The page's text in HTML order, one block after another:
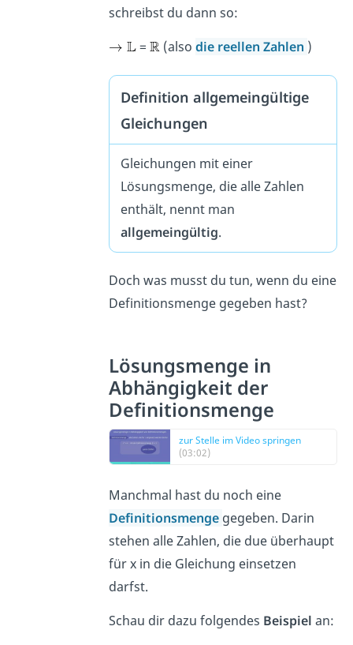
schreibst du dann so:
=
(alsodie reellen Zahlen )
Definition allgemeingültige
Gleichungen
Gleichungen mit einer
Lösungsmenge, die alle Zahlen
enthält, nennt man
allgemeingültig.
Doch was musst du tun, wenn du eine
Definitionsmenge gegeben hast?
Lösungsmenge in
Abhängigkeit der
Definitionsmenge
zur Stelle im Video springen
(03:02)
Manchmal hast du noch eine
Definitionsmenge gegeben. Darin
stehen alle Zahlen, die due überhaupt
für x in die Gleichung einsetzen
darfst.
Schau dir dazu folgendes Beispiel an: